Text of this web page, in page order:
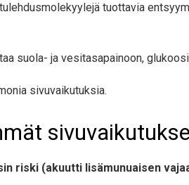
tuottavia
suola- ja vesitasapainoon,
sivuvaikutuksia.
riski (akuutti lisämunuaisen